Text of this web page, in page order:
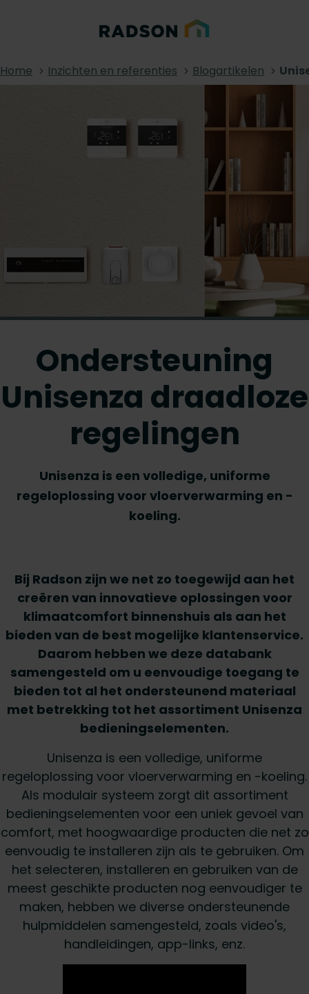
Home Inzichten en referenties Blogartikelen
Ondersteuning
Unisenza draadloze
regelingen
Unisenza is een volledige, uniforme
regeloplossing voor vloerverwarming en -
koeling.
Bij Radson zijn we net zo toegewijd aan het
creëren van innovatieve oplossingen voor
klimaatcomfort binnenshuis als aan het
bieden van de best mogelijke klantenservice.
Daarom hebben we deze databank
samengesteld om u eenvoudige toegang te
bieden tot al het ondersteunend materiaal
met betrekking tot het assortiment Unisenza
bedieningselementen.
Unisenza is een volledige, uniforme
regeloplossing voor vloerverwarming en -koeling.
Als modulair systeem zorgt dit assortiment
bedieningselementen voor een uniek gevoel van
comfort, met hoogwaardige producten die net zo
eenvoudig te installeren zijn als te gebruiken. Om
het selecteren, installeren en gebruiken van de
meest geschikte producten nog eenvoudiger te
maken, hebben we diverse ondersteunende
hulpmiddelen samengesteld, zoals video's,
handleidingen, app-links, enz.